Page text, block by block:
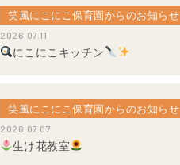
笑風にこにこ保育園からのお知らせ
2026.07.11
にこにこキッチン
笑風にこにこ保育園からのお知らせ
2026.07.07
生け花教室